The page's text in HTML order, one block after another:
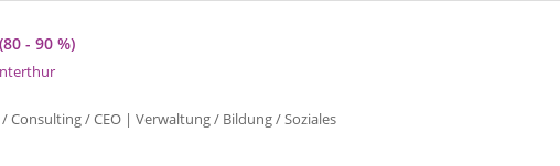
- 90 %)
Consulting / CEO | Verwaltung / Bildung / Soziales